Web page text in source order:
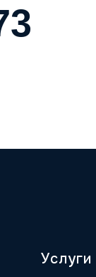
Услуги